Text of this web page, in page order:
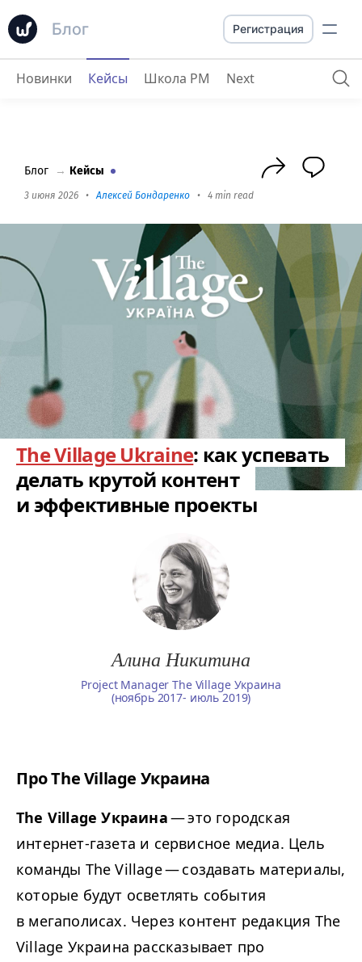
Блог
The Village Ukraine: как успевать
Регистрация
Новинки Кейсы Школа PM Next
Блог → Кейсы
3 июня 2026 •Алексей Бондаренко • 4 min read
The Village Ukraine: как успевать
делать крутой контент
и эффективные проекты
Алина Никитина
Project Manager The Village Украина
(ноябрь 2017- июль 2019)
Про The Village Украина
The Village Украина— это городская
интернет-газета и сервисное медиа. Цель
команды The Village — создавать материалы,
которые будут осветлять события
в мегаполисах. Через контент редакция The
Village Украина рассказывает про